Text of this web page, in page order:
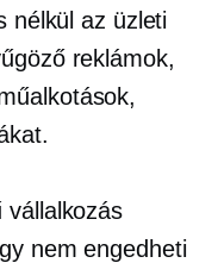
nélkül az üzleti
reklámok,
vállalkozás
nem engedheti